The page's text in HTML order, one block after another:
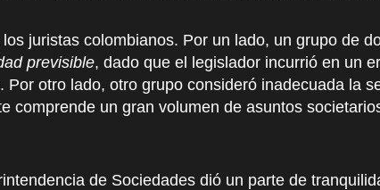
juristas colombianos. Por un lado, un grupo de
previsible, dado que el legislador incurrió en un
otro lado, otro grupo consideró inadecuada la
comprende un gran volumen de asuntos
de Sociedades dió un parte de